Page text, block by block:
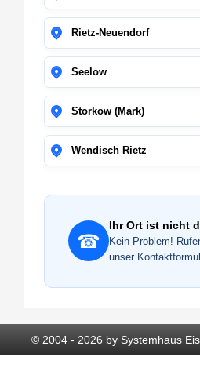
Rietz-Neuendorf
Seelow
Storkow (Mark)
Wendisch Rietz
☎
Ihr Ort ist nicht
Kein Problem!
unser
© 2004 - 2026 by Systemhaus